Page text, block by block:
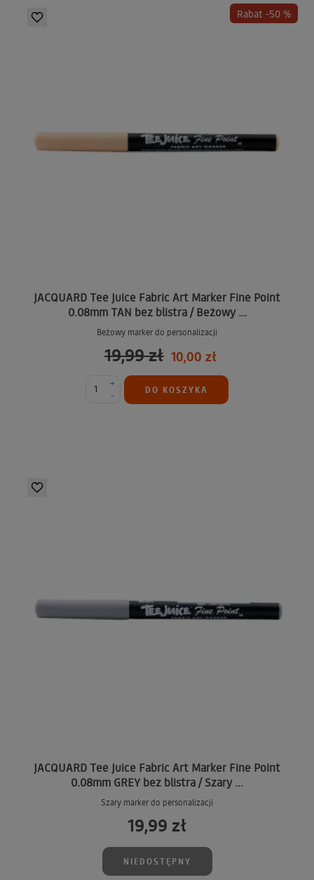
Rabat -50 %
JACQUARD Tee Juice Fabric Art Marker Fine Point
0.08mm TAN bez blistra / Beżowy ...
Beżowy marker do personalizacji
19,99 zł 10,00 zł
-
+
DO KOSZYKA
JACQUARD Tee Juice Fabric Art Marker Fine Point
0.08mm GREY bez blistra / Szary ...
Szary marker do personalizacji
19,99 zł
NIEDOSTĘPNY